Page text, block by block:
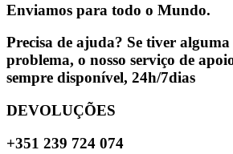
Enviamos para todo o Mundo.
Precisa de ajuda? Se tiver alguma
problema, o nosso serviço de
sempre disponível, 24h/7dias
DEVOLUÇÕES
+351 239 724 074